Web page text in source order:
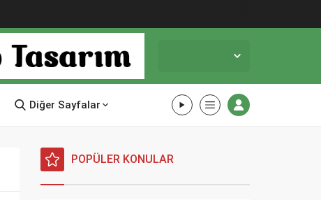
Diğer Sayfalar
POPÜLER KONULAR